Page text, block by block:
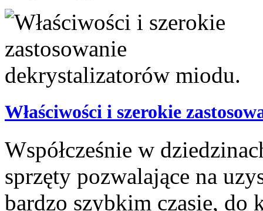
Właściwości i szerokie
Współcześnie w
sprzęty pozwalające na
bardzo szybkim czasie, do